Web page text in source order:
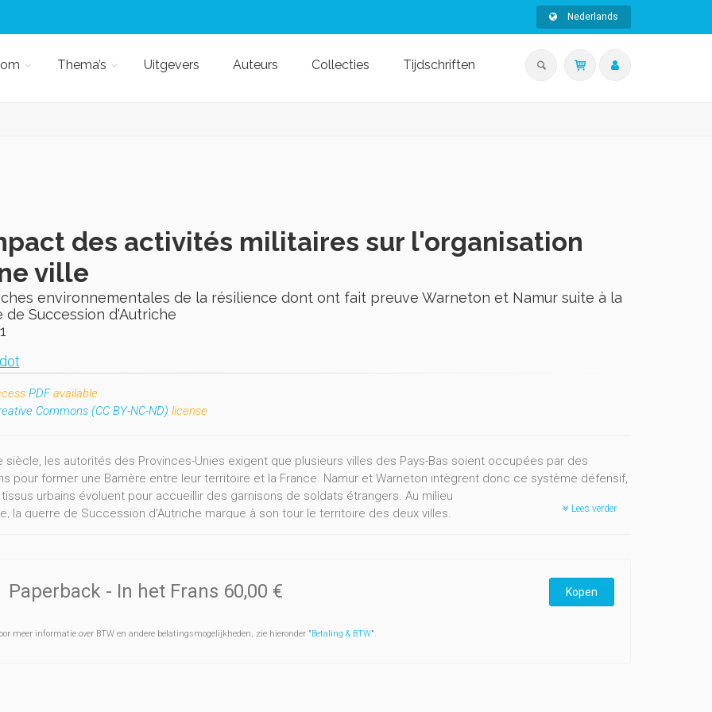
Nederlands
Thema’s Uitgevers Auteurs Collecties Tijdschriften
des activités militaires sur l'organisation
ville
environnementales de la résilience dont ont fait preuve Warneton et Namur suite à la
de Succession d'Autriche
PDFavailable
Commons (CC BY-NC-ND) license
siècle, les autorités des Provinces-Unies exigent que plusieurs villes des Pays-Bas soient occupées par des
pour former une Barrière entre leur territoire et la France. Namur et Warneton intègrent donc ce système défensif,
urbains évoluent pour accueillir des garnisons de soldats étrangers. Au milieu
la guerre de Succession d'Autriche marque à son tour le territoire des deux villes.
elle intègre des changements qui transforment le tissu urbain. Celui-ci peut alors remplir les nouvelles fonctions
assignées par les nouveaux venus.
majeure affecte le paysage urbain.
Lees verder
Paperback - In het Frans 60,00 € Kopen
meer informatie over BTW en andere belatingsmogelijkheden, zie hieronder "Betaling & BTW".